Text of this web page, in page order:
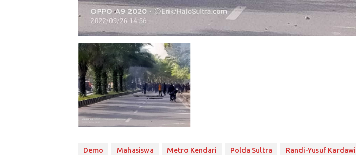
Demo Mahasiswa Metro Kendari Polda Sultra Randi-Yusuf Kardawi